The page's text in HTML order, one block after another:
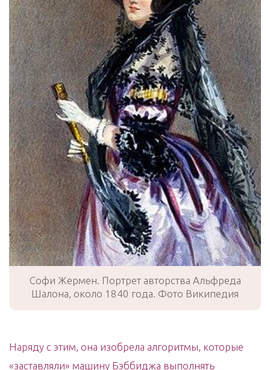
Софи Жермен. Портрет авторства Альфреда
Шалона, около 1840 года. Фото Википедия
Наряду с этим, она изобрела алгоритмы, которые
«заставляли» машину Бэббиджа выполнять